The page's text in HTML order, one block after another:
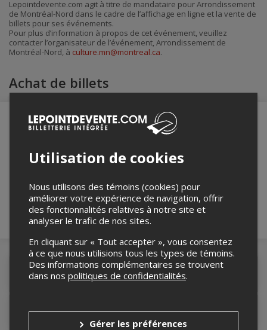
courriel
Lepointdevente.com agit à titre de mandataire pour Arrondissement
de Montréal-Nord dans le cadre de l’affichage en ligne et la vente de
billets pour ses événements.
Pour plus d’information à propos de cet événement, veuillez
contacter l’organisateur de l’événement, Arrondissement de
Montréal-Nord, à culture.mn@montreal.ca.
Achat de billets
Merci de confirmer que vous n'êtes pas un
robot ci-bas.
Détails de l'événement
Accès au site de l'événement
Utilisation de cookies
Nous utilisons des témoins (cookies) pour
améliorer votre expérience de navigation, offrir
des fonctionnalités relatives à notre site et
analyser le trafic de nos sites.
En cliquant sur « Tout accepter », vous consentez
à ce que nous utilisions tous les types de témoins.
Des informations complémentaires se trouvent
dans nos politiques de confidentialités.
Gérer les préférences